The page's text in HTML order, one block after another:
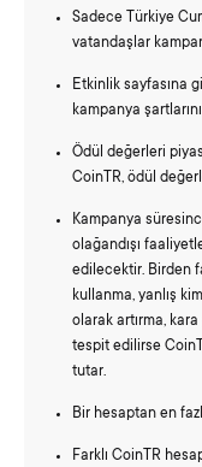
Sadece Türkiye
vatandaşlar
Etkinlik sayfasına
kampanya
Ödül değerleri
CoinTR, ödül
Kampanya
olağandışı
edilecektir. Birden
kullanma, yanlış
olarak artırma,
tespit edilirse
tutar.
Bir hesaptan en
Farklı CoinTR